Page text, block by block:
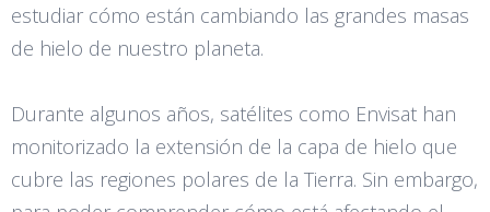
estudiar cómo están cambiando las grandes masas
de hielo de nuestro planeta.
Durante algunos años, satélites como Envisat han
monitorizado la extensión de la capa de hielo que
cubre las regiones polares de la Tierra. Sin embargo,